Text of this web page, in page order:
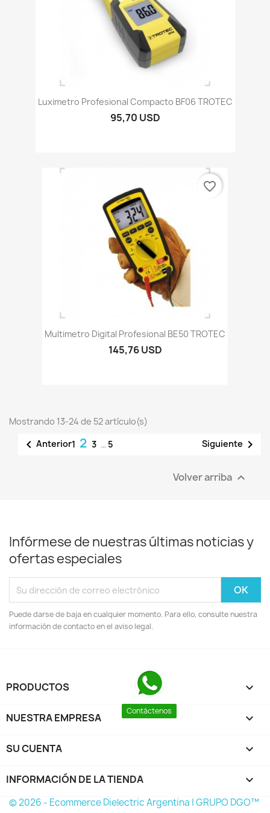
Luximetro Profesional Compacto BF06 TROTEC
95,70 USD
Multimetro Digital Profesional BE50 TROTEC
145,76 USD
favorite_border
Mostrando 13-24 de 52 artículo(s)
 Anterior1 2 3 … 5 Siguiente 
Volver arriba 
Infórmese de nuestras últimas noticias y
ofertas especiales
Puede darse de baja en cualquier momento. Para ello, consulte nuestra
información de contacto en el aviso legal.
PRODUCTOS 
NUESTRA EMPRESA 
SU CUENTA 
INFORMACIÓN DE LA TIENDA keyboard_arrow_down
Contáctenos
© 2026 - Ecommerce Dielectric Argentina | GRUPO DGO™